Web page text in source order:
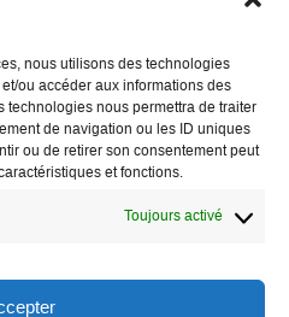
nous utilisons des technologies
ou accéder aux informations des
technologies nous permettra de traiter
de navigation ou les ID uniques
ou de retirer son consentement peut
et fonctions.
Toujours activé